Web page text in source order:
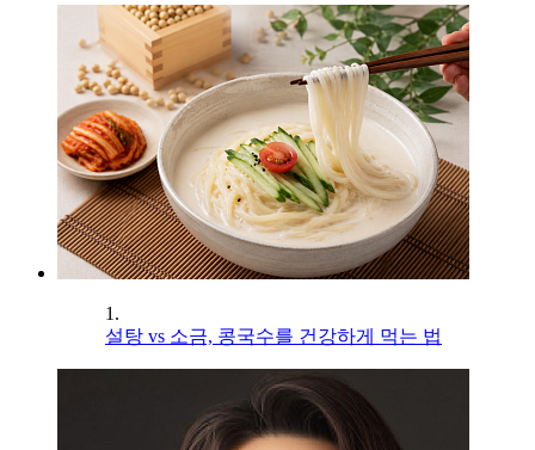
1.
설탕 vs 소금, 콩국수를 건강하게 먹는 법